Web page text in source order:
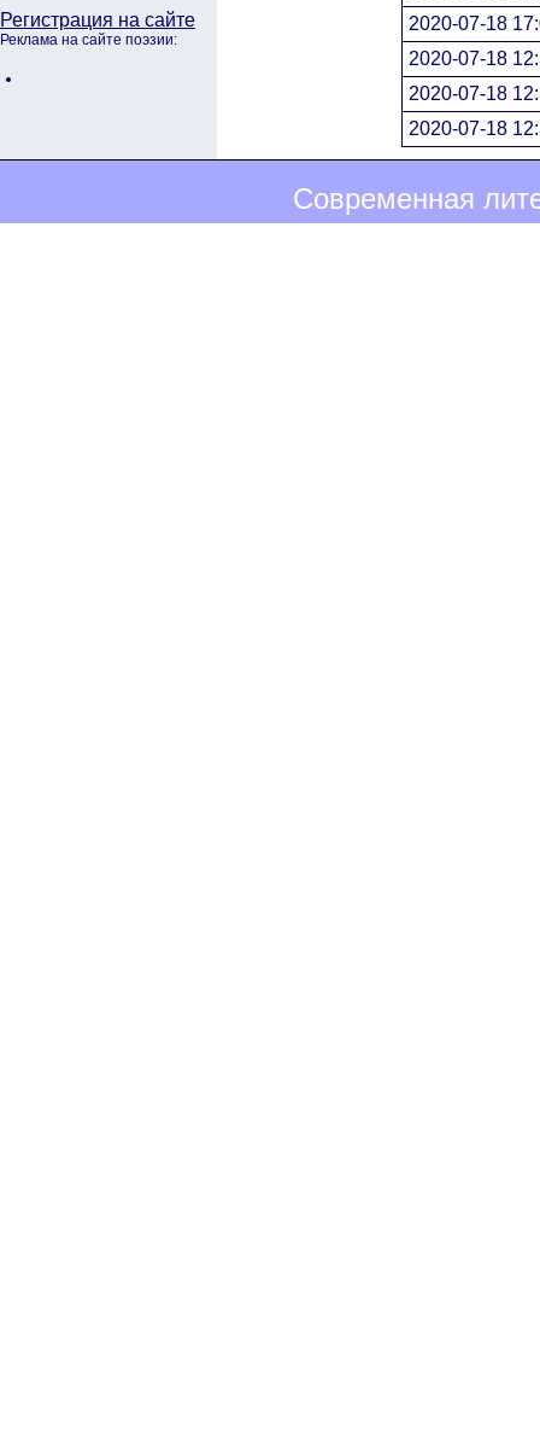
Регистрация на сайте
Реклама на сайте поэзии:
2020-07-18
2020-07-18
2020-07-18
2020-07-18
Современная